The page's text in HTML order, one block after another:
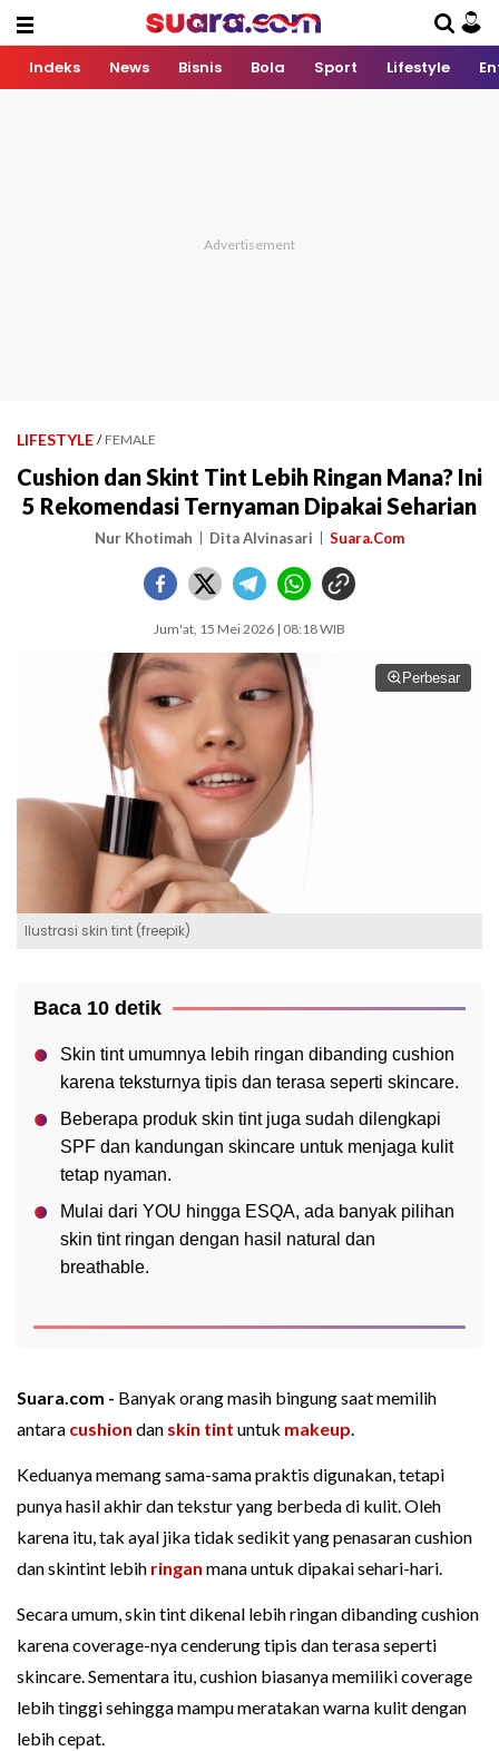
Indeks News Bisnis Bola Sport Lifestyle
LIFESTYLE / FEMALE
Cushion dan Skint Tint Lebih Ringan Mana? Ini
5 Rekomendasi Ternyaman Dipakai Seharian
Nur Khotimah Dita Alvinasari Suara.Com
Jum'at, 15 Mei 2026 | 08:18 WIB
Perbesar
Ilustrasi skin tint (freepik)
Baca 10 detik
Skin tint umumnya lebih ringan dibanding cushion
karena teksturnya tipis dan terasa seperti skincare.
Beberapa produk skin tint juga sudah dilengkapi
SPF dan kandungan skincare untuk menjaga kulit
tetap nyaman.
Mulai dari YOU hingga ESQA, ada banyak pilihan
skin tint ringan dengan hasil natural dan
breathable.
Suara.com - Banyak orang masih bingung saat memilih
antara cushion dan skin tint untuk makeup.
Keduanya memang sama-sama praktis digunakan, tetapi
punya hasil akhir dan tekstur yang berbeda di kulit. Oleh
karena itu, tak ayal jika tidak sedikit yang penasaran cushion
dan skintint lebih ringan mana untuk dipakai sehari-hari.
Secara umum, skin tint dikenal lebih ringan dibanding cushion
karena coverage-nya cenderung tipis dan terasa seperti
skincare. Sementara itu, cushion biasanya memiliki coverage
lebih tinggi sehingga mampu meratakan warna kulit dengan
lebih cepat.